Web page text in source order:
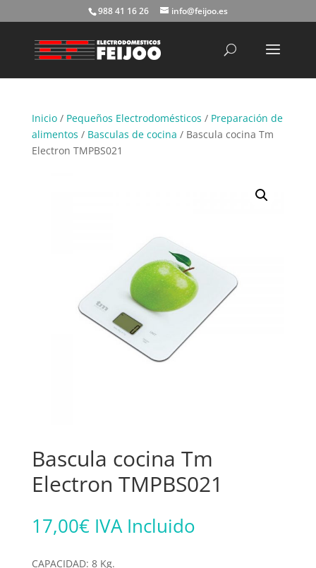
988 41 16 26 info@feijoo.es
Inicio/ Pequeños Electrodomésticos / Preparación de
alimentos / Basculas de cocina / Bascula cocina Tm
Electron TMPBS021
Bascula cocina Tm
Electron TMPBS021
17,00€ IVA Incluido
CAPACIDAD: 8 Kg.